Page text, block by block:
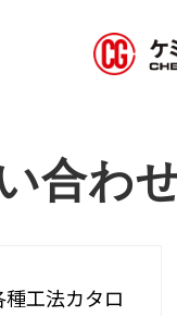
合わ
工法カタロ